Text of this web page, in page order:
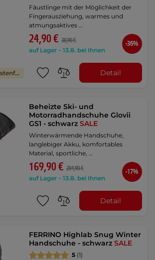
Größentausch kostenfrei
Fäustlinge mit der Möglichkeit der
Fingerausziehung, warmes und
atmungsaktives …
24,90 € 38,90 €
auf Lager – 13.8. bei Ihnen
-36%
Detail
Beheizte Ski- und
Motorradhandschuhe Glovii
GS1 - schwarzSALE
Winterwärmende Handschuhe,
langlebiger Akku, komfortables
Material, sportliche, …
169,90 € 204,90 €
auf Lager – 13.8. bei Ihnen
-17%
Detail
FERRINO Highlab Snug Winter
Handschuhe - schwarzSALE
5 (1)